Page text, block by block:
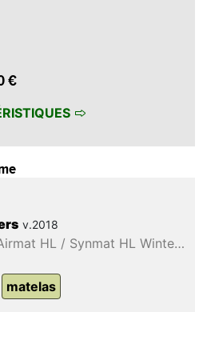
€
v.2018
Insulated Q-Core SLX / Airmat HL / Synmat HL Winter / 700 Air / Tensor Mummy / Tensor Field Insulated / Zor / Grip 2.5 / Grip 3.8 / Ultralight Insulated / NeoAir X-Lite / NeoAir XTherm / NeoAir Trekker / Prolite / Performance 7 / Performance 7 Winter
matelas